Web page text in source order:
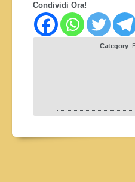
Condividi Ora!
Category: